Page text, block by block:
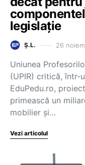
legislație
Ș.L. 26
Uniunea
(UPIR) critică, într-
EduPedu.ro,
primească un
mobilier și…
Vezi articolul